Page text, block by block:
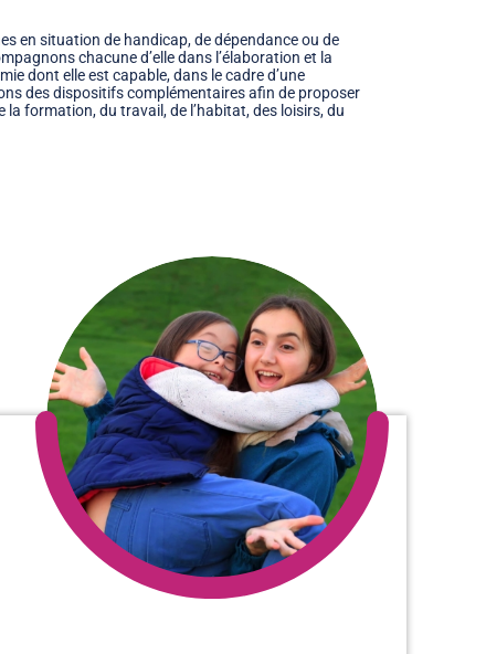
en situation de handicap, de dépendance ou de
chacune d’elle dans l’élaboration et la
dont elle est capable, dans le cadre d’une
des dispositifs complémentaires afin de proposer
formation, du travail, de l’habitat, des loisirs, du